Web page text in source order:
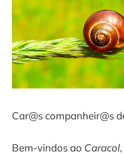
Car@s companheir@s
Bem-vindos ao Caracol